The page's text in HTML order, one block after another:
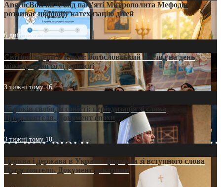
AngelicBot: як Фонд пам’яті Митрополита Мефодія
розвиває цифрову катехизацію дітей
6 днів тому9
Світові лідери в Києві: богословський погляд на день
міжнародної солідарності
3 тижні тому16
35 років свободи совісті: періодизація зі слова
Предстоятеля. Документ епохи
3 тижні тому 10
Церква і держава в Україні: формула зі вступного слова
Предстоятеля. Документ доктрини